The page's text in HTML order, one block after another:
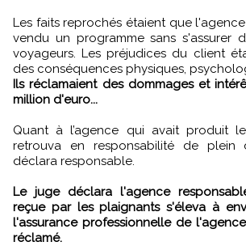
Les faits reprochés étaient que
vendu un programme sans s'assurer
voyageurs. Les préjudices du client
des conséquences physiques,
Ils réclamaient des dommages et
million d'euro...
Quant à l’agence qui avait produit
retrouva en responsabilité de
déclara responsable.
Le juge déclara l'agence
reçue par les plaignants s'éleva à
l'assurance professionnelle de
réclamé.